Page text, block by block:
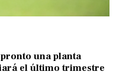
una planta
el último trimestre